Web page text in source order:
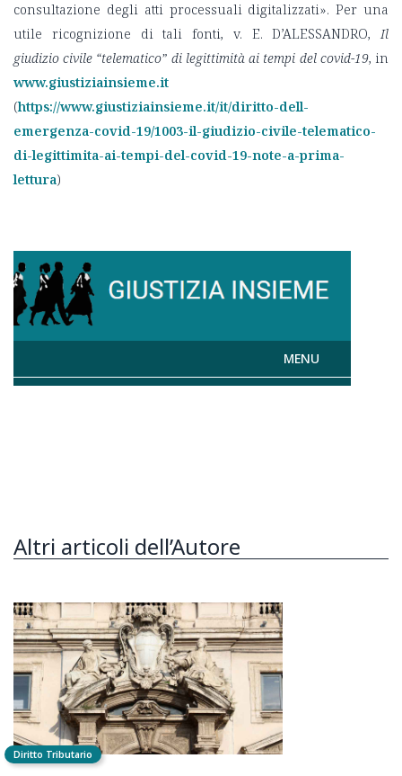
consultazione degli atti processuali digitalizzati». Per una
utile ricognizione di tali fonti, v. E. D’ALESSANDRO, Il
giudizio civile “telematico” di legittimità ai tempi del covid-19, in
www.giustiziainsieme.it
(https://www.giustiziainsieme.it/it/diritto-dell-
emergenza-covid-19/1003-il-giudizio-civile-telematico-
di-legittimita-ai-tempi-del-covid-19-note-a-prima-
lettura)
Altri articoli dell’Autore
Diritto Tributario